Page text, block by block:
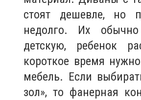
стоят дешевле, но
недолго. Их
детскую, ребенок
короткое время
мебель. Если
зол», то фанерная